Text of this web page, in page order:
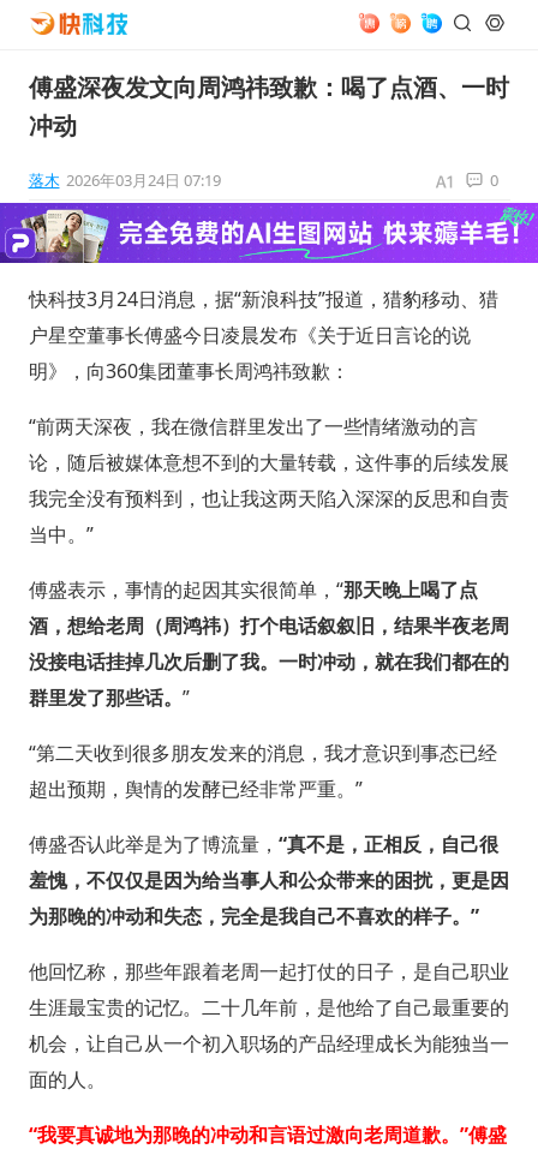
傅盛深夜发文向周鸿祎致歉：喝了点酒、一时
冲动
落木 2026年03月24日 07:19 0
快科技3月24日消息，据“新浪科技”报道，猎豹移动、猎
户星空董事长傅盛今日凌晨发布《关于近日言论的说
明》，向360集团董事长周鸿祎致歉：
“前两天深夜，我在微信群里发出了一些情绪激动的言
论，随后被媒体意想不到的大量转载，这件事的后续发展
我完全没有预料到，也让我这两天陷入深深的反思和自责
当中。”
傅盛表示，事情的起因其实很简单，“那天晚上喝了点
酒，想给老周（周鸿祎）打个电话叙叙旧，结果半夜老周
没接电话挂掉几次后删了我。一时冲动，就在我们都在的
群里发了那些话。 ”
“第二天收到很多朋友发来的消息，我才意识到事态已经
超出预期，舆情的发酵已经非常严重。”
傅盛否认此举是为了博流量， “真不是，正相反，自己很
羞愧，不仅仅是因为给当事人和公众带来的困扰，更是因
为那晚的冲动和失态，完全是我自己不喜欢的样子。”
他回忆称，那些年跟着老周一起打仗的日子，是自己职业
生涯最宝贵的记忆。二十几年前，是他给了自己最重要的
机会，让自己从一个初入职场的产品经理成长为能独当一
面的人。
“我要真诚地为那晚的冲动和言语过激向老周道歉。”傅盛